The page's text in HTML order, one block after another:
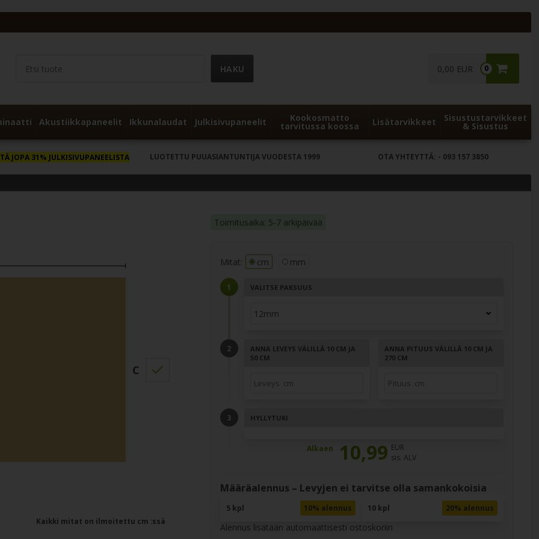
0
0,00 EUR
Akustiikkapaneelit Ikkunalaudat Julkisivupaneelit Kookosmatto
tarvitussa koossa Lisätarvikkeet Sisustustarvikkeet
& Sisustus
JOPA 31% JULKISIVUPANEELISTA LUOTETTU PUUASIANTUNTIJA VUODESTA 1999 OTA YHTEYTTÄ: - 093 157 3850
Toimitusaika: 5-7 arkipäivää
C
Kaikki mitat on ilmoitettu cm :ssä
Mitat: cm mm
VALITSE PAKSUUS
ANNA LEVEYS VÄLILLÄ 10 CM JA
50 CM
ANNA PITUUS VÄLILLÄ 10 CM JA
270 CM
HYLLYTUKI
Alkaen 10,99 EUR
sis. ALV
Määräalennus – Levyjen ei tarvitse olla samankokoisia
5 kpl 10% alennus 10 kpl 20% alennus
Alennus lisätään automaattisesti ostoskoriin